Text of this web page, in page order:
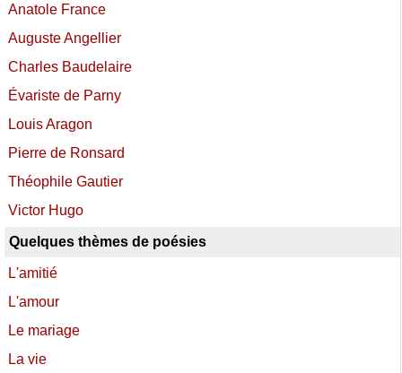
Anatole France
Auguste Angellier
Charles Baudelaire
Évariste de Parny
Louis Aragon
Pierre de Ronsard
Théophile Gautier
Victor Hugo
Quelques thèmes de poésies
L'amitié
L'amour
Le mariage
La vie